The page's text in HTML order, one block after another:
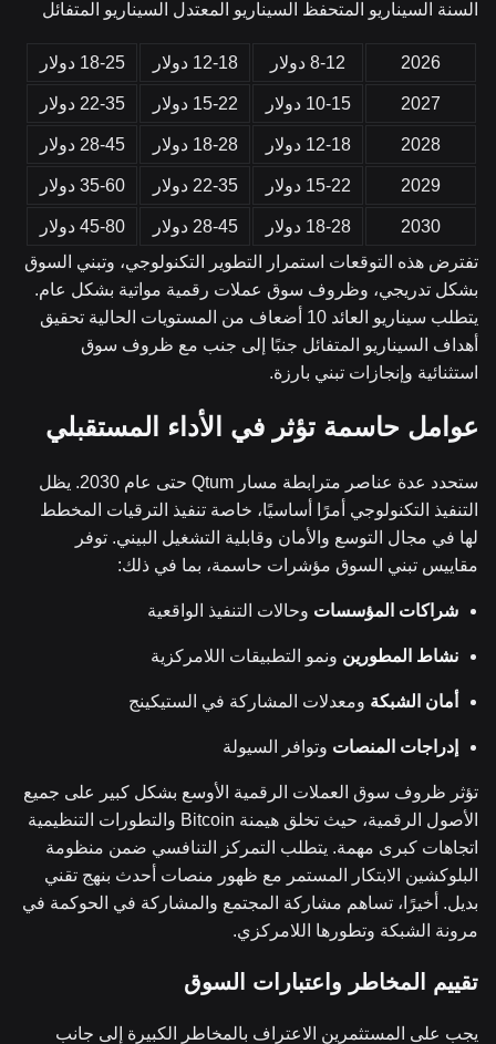
السنة السيناريو المتحفظ السيناريو المعتدل السيناريو المتفائل
2026 8-12 دولار 12-18 دولار 18-25 دولار
2027 10-15 دولار 15-22 دولار 22-35 دولار
2028 12-18 دولار 18-28 دولار 28-45 دولار
2029 15-22 دولار 22-35 دولار 35-60 دولار
2030 18-28 دولار 28-45 دولار
45-80 دولار
تفترض هذه التوقعات استمرار التطوير التكنولوجي، وتبني السوق
بشكل تدريجي، وظروف سوق عملات رقمية مواتية بشكل عام.
يتطلب سيناريو العائد 10 أضعاف من المستويات الحالية تحقيق
أهداف السيناريو المتفائل جنبًا إلى جنب مع ظروف سوق
استثنائية وإنجازات تبني بارزة.
عوامل حاسمة تؤثر في الأداء المستقبلي
ستحدد عدة عناصر مترابطة مسار Qtum حتى عام 2030. يظل
التنفيذ التكنولوجي أمرًا أساسيًا، خاصة تنفيذ الترقيات المخطط
لها في مجال التوسع والأمان وقابلية التشغيل البيني. توفر
مقاييس تبني السوق مؤشرات حاسمة، بما في ذلك:
شراكات المؤسسات وحالات التنفيذ الواقعية
نشاط المطورين ونمو التطبيقات اللامركزية
أمان الشبكة ومعدلات المشاركة في الستيكينج
إدراجات المنصات وتوافر السيولة
تؤثر ظروف سوق العملات الرقمية الأوسع بشكل كبير على جميع
الأصول الرقمية، حيث تخلق هيمنة Bitcoin والتطورات التنظيمية
اتجاهات كبرى مهمة. يتطلب التمركز التنافسي ضمن منظومة
البلوكشين الابتكار المستمر مع ظهور منصات أحدث بنهج تقني
بديل. أخيرًا، تساهم مشاركة المجتمع والمشاركة في الحوكمة في
مرونة الشبكة وتطورها اللامركزي.
تقييم المخاطر واعتبارات السوق
يجب على المستثمرين الاعتراف بالمخاطر الكبيرة إلى جانب